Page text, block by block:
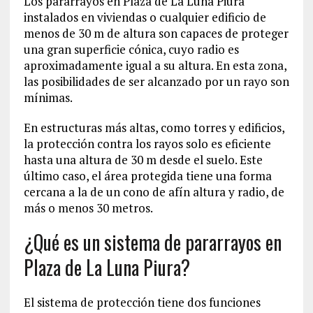
instalados en viviendas o cualquier edificio de
menos de 30 m de altura son capaces de proteger
una gran superficie cónica, cuyo radio es
aproximadamente igual a su altura. En esta zona,
las posibilidades de ser alcanzado por un rayo son
mínimas.
En estructuras más altas, como torres y edificios,
la protección contra los rayos solo es eficiente
hasta una altura de 30 m desde el suelo. Este
último caso, el área protegida tiene una forma
cercana a la de un cono de afín altura y radio, de
más o menos 30 metros.
¿Qué es un sistema de pararrayos en
Plaza de La Luna Piura?
El sistema de protección tiene dos funciones